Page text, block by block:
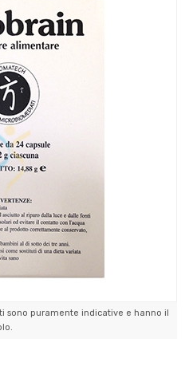
24 Capsule
sono puramente indicative e hanno il